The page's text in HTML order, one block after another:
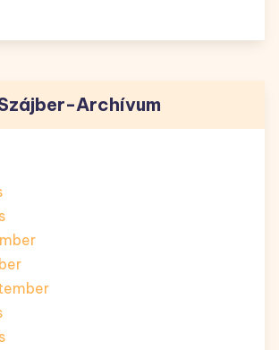
Archívum